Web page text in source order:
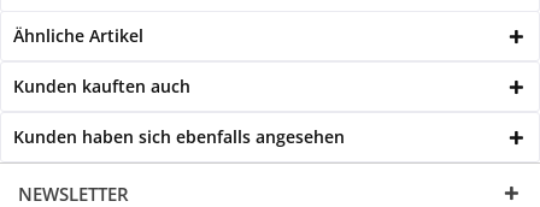
Ähnliche Artikel
Kunden kauften auch
Kunden haben sich ebenfalls angesehen
NEWSLETTER